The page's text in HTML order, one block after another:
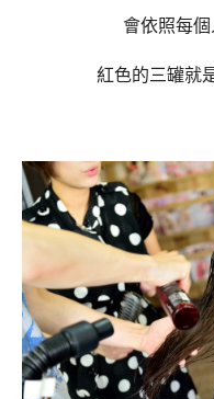
會依照每
紅色的三罐就